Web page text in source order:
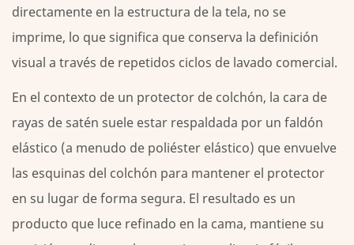
Stripe
5
Protector
colchón
a
rayas
satinadas
de
Xinlong:
especificaciones
directamente en la estructura de la tela, no se
imprime, lo que significa que conserva la definición
visual a través de repetidos ciclos de lavado comercial.
En el contexto de un protector de colchón, la cara de
rayas de satén suele estar respaldada por un faldón
elástico (a menudo de poliéster elástico) que envuelve
las esquinas del colchón para mantener el protector
en su lugar de forma segura. El resultado es un
producto que luce refinado en la cama, mantiene su